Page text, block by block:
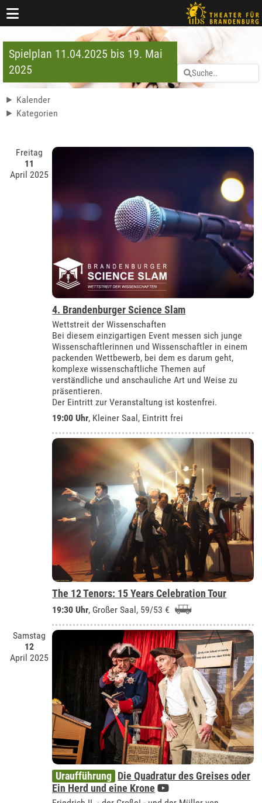
Spielplan 11.04.2025 bis 19. Mai
2025
Kalender
Kategorien
Freitag
11
April 2025
4. Brandenburger Science Slam
Wettstreit der Wissenschaften
Bei diesem einzigartigen Event messen sich junge
Wissenschaftlerinnen und Wissenschaftler in einem
packenden Wettbewerb, bei dem es darum geht,
komplexe wissenschaftliche Themen auf
verständliche und anschauliche Art und Weise zu
präsentieren.
Der Eintritt zur Veranstaltung ist kostenfrei.
19:00 Uhr, Kleiner Saal, Eintritt frei
The 12 Tenors: 15 Years Celebration Tour
19:30 Uhr, Großer Saal, 59/53 €
Samstag
12
April 2025
Uraufführung Die Quadratur des Greises oder
Ein Herd und eine Krone